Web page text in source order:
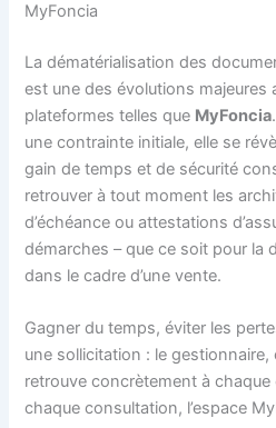
MyFoncia
La dématérialisation des
est une des évolutions majeures
plateformes telles que MyFoncia
une contrainte initiale, elle se
gain de temps et de sécurité
retrouver à tout moment les
d’échéance ou attestations
démarches – que ce soit pour la
dans le cadre d’une vente.
Gagner du temps, éviter les
une sollicitation : le gestionnaire,
retrouve concrètement à chaque
chaque consultation, l’espace